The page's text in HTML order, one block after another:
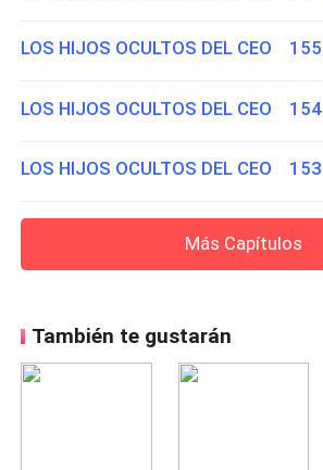
LOS HIJOS OCULTOS DEL CEO 155
LOS HIJOS OCULTOS DEL CEO 154
LOS HIJOS OCULTOS DEL CEO 153
Más Capítulos
También te gustarán